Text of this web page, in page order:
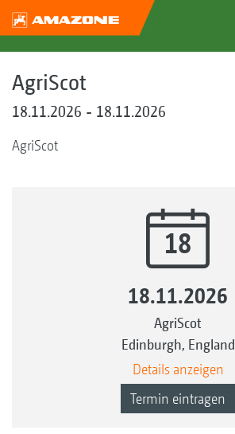
AgriScot
18.11.2026 - 18.11.2026
AgriScot
18
18.11.2026
AgriScot
Edinburgh, England
Details anzeigen
Termin eintragen